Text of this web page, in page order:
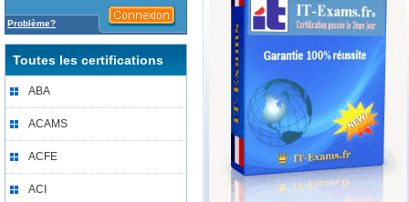
Problème?
Toutes les certifications
ABA
ACAMS
ACFE
ACI